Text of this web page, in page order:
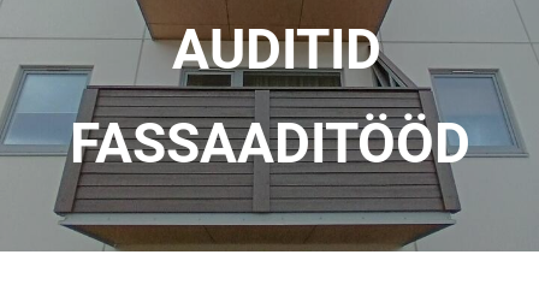
AUDITID
FASSAADITÖÖD